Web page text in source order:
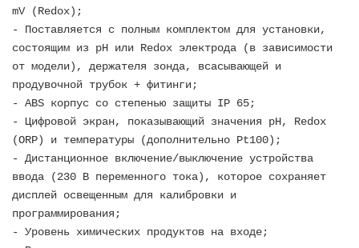
mV (Redox);
- Поставляется с полным комплектом для установки,
состоящим из рН или Redox электрода (в зависимости
от модели), держателя зонда, всасывающей и
продувочной трубок + фитинги;
- ABS корпус со степенью защиты IP 65;
- Цифровой экран, показывающий значения рН, Redox
(ORP) и температуры (дополнительно Рt100);
- Дистанционное включение/выключение устройства
ввода (230 В переменного тока), которое сохраняет
дисплей освещенным для калибровки и
программирования;
- Уровень химических продуктов на входе;